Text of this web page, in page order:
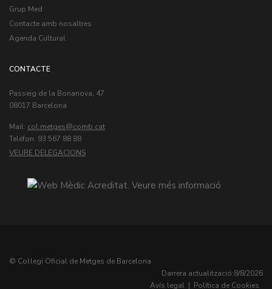
Grup Med
Contacte amb nosaltres
Agenda Cultural
CONTACTE
Passeig de la Bonanova, 47
08017 Barcelona
Mail: col.metges
Teléfon: 93 567 88 88
VEURE DELEGACIONS
© Col·legi Oficial de Metges de Barcelona
Darrera actualització:8/8/2026
Avís legal | Política de Cookies